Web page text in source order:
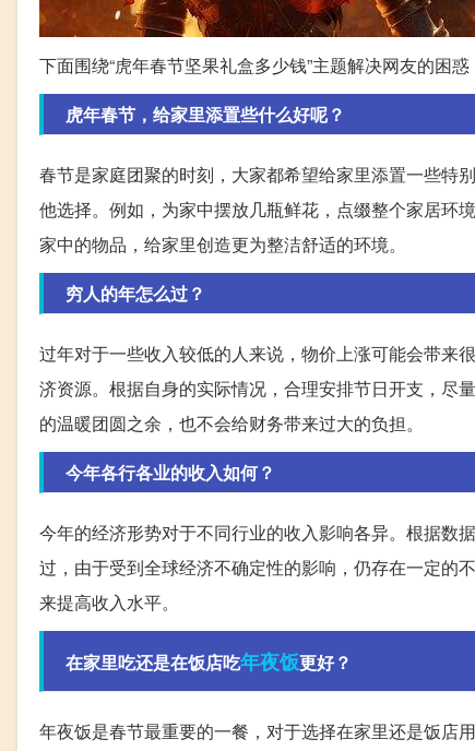
下面围绕“虎年春节坚果礼盒多少钱”主题解决网友的困惑
虎年春节，给家里添置些什么好呢？
春节是家庭团聚的时刻，大家都希望给家里添置一些特
他选择。例如，为家中摆放几瓶鲜花，点缀整个家居环
家中的物品，给家里创造更为整洁舒适的环境。
穷人的年怎么过？
过年对于一些收入较低的人来说，物价上涨可能会带来
济资源。根据自身的实际情况，合理安排节日开支，尽
的温暖团圆之余，也不会给财务带来过大的负担。
今年各行各业的收入如何？
今年的经济形势对于不同行业的收入影响各异。根据数
过，由于受到全球经济不确定性的影响，仍存在一定的
来提高收入水平。
在家里吃还是在饭店吃年夜饭更好？
年夜饭是春节最重要的一餐，对于选择在家里还是饭店